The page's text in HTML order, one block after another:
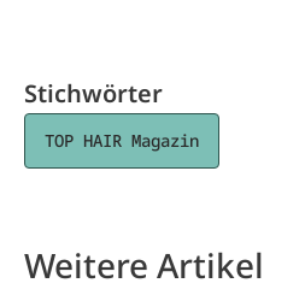
Stichwörter
TOP HAIR Magazin
Weitere Artikel